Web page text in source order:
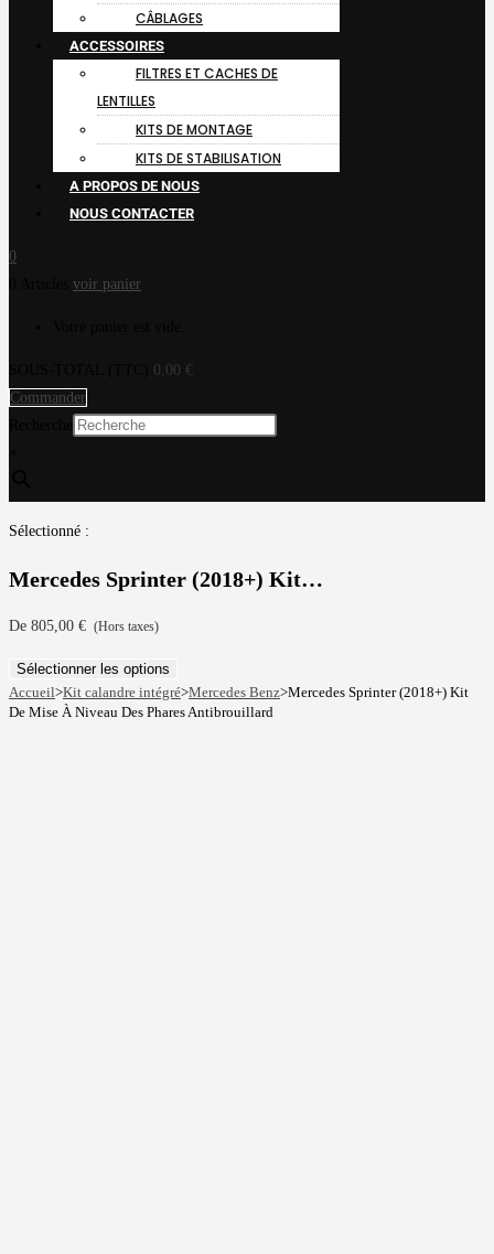
CÂBLAGES
ACCESSOIRES
FILTRES ET CACHES DE
LENTILLES
KITS DE MONTAGE
KITS DE STABILISATION
A PROPOS DE NOUS
NOUS CONTACTER
0
voir panier
0,00 €
Commander
Sélectionné :
Mercedes Sprinter (2018+) Kit…
De 805,00 € (Hors taxes)
Sélectionner les options
Accueil>Kit calandre intégré>Mercedes Benz>Mercedes Sprinter (2018+) Kit
De Mise À Niveau Des Phares Antibrouillard